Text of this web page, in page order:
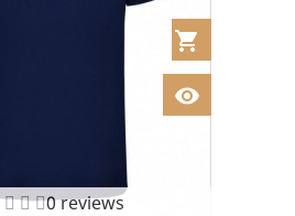
0 reviews
shopping_cart
visibility